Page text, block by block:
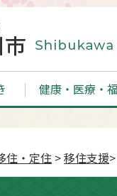
健康・医療・
住・定住 >移住支援